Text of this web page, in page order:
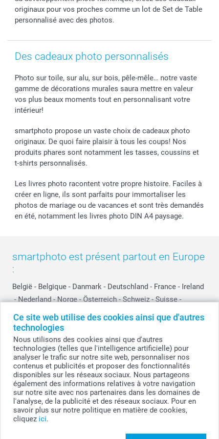
Ce site web utilise des cookies ainsi que d'autres
technologies
Nous utilisons des cookies ainsi que d'autres
technologies (telles que l'intelligence artificielle) pour
analyser le trafic sur notre site web, personnaliser nos
contenus et publicités et proposer des fonctionnalités
disponibles sur les réseaux sociaux. Nous partageons
également des informations relatives à votre navigation
sur notre site avec nos partenaires dans les domaines de
l'analyse, de la publicité et des réseaux sociaux. Pour en
savoir plus sur notre politique en matière de cookies,
cliquez ici.
Personnalisez votre Sets de Table (lot de 24)
B2B smartbusiness
Droit de rétractation
Fête d'anniversaire
Collection naissance
Identifiez-vous
Plan du site
smarfriends
smartgarantie
originaux pour vos proches comme un lot de Set de Table
personnalisé avec des photos.
Des cadeaux photo personnalisés
Photo sur toile, sur alu, sur bois, pêle-mêle… notre vaste
gamme de décorations murales saura mettre en valeur
vos plus beaux moments tout en personnalisant votre
intérieur!
smartphoto propose un vaste choix de cadeaux photo
originaux. De quoi faire plaisir à tous les coups! Nos
produits phares sont notamment les tasses, coussins et
t-shirts personnalisés.
Les livres photo racontent votre propre histoire. Faciles à
créer en ligne, ils sont parfaits pour immortaliser les
photos de mariage ou de vacances et sont très demandés
en été, notamment les livres photo DIN A4 paysage.
smartphoto est présent partout en Europe
:
België - Belgique - Danmark - Deutschland - France - Ireland
- Nederland - Norge - Österreich - Schweiz - Suisse -
Switzerland
Suomi Sverige United Kingdom
Other Countries
© smartphoto group. Tous droits réservés
Tous les prix sont en francs suisses (CHF), TVA incluse et hors frais de port.